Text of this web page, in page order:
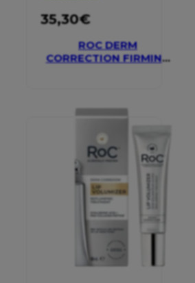
35,30€
ROC DERM
CORRECTION FIRMING